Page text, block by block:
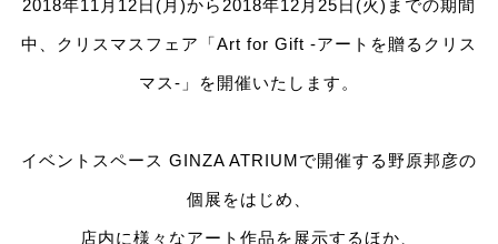
2018年11月12日(月)から2018年12月25日(火)までの期間
中、クリスマスフェア「Art for Gift -アートを贈るクリス
マス-」を開催いたします。
イベントスペース GINZA ATRIUMで開催する野原邦彦の
個展をはじめ、
店内に様々なアート作品を展示するほか、